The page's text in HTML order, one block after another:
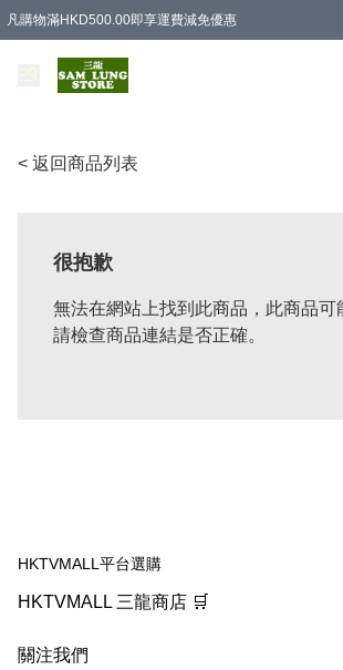
凡購物滿HKD500.00即享運費減免優惠
< 返回商品列表
很抱歉
無法在網站上找到此商品，此商品可
請檢查商品連結是否正確。
HKTVMALL平台選購
HKTVMALL 三龍商店 🛒
關注我們